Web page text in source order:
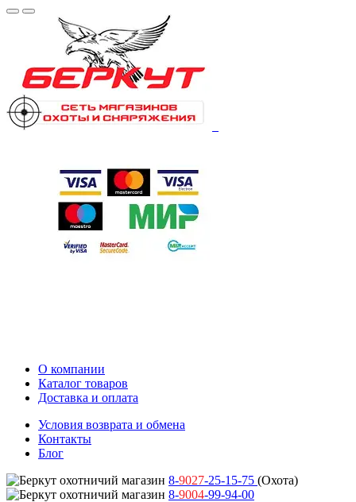
О компании
Каталог товаров
Доставка и оплата
Условия возврата и обмена
Контакты
Блог
8-9027-25-15-75 (Охота)
8-9004-99-94-00